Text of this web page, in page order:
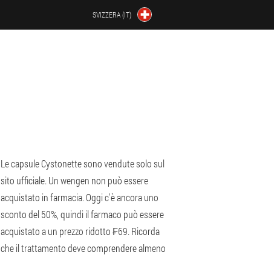
SVIZZERA (IT)
Le capsule Cystonette sono vendute solo sul
sito ufficiale. Un wengen non può essere
acquistato in farmacia. Oggi c'è ancora uno
sconto del 50%, quindi il farmaco può essere
acquistato a un prezzo ridotto ₣69. Ricorda
che il trattamento deve comprendere almeno